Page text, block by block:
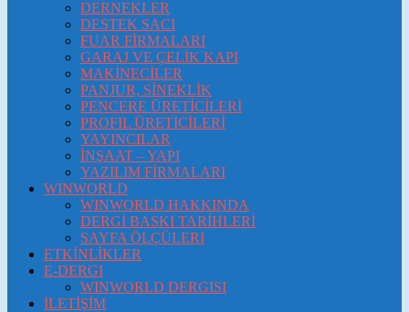
DERNEKLER
DESTEK SACI
FUAR FİRMALARI
GARAJ VE ÇELİK KAPI
MAKİNECİLER
PANJUR, SİNEKLİK
PENCERE ÜRETİCİLERİ
PROFIL ÜRETİCİLERİ
YAYINCILAR
İNŞAAT – YAPI
YAZILIM FİRMALARI
WINWORLD
WINWORLD HAKKINDA
DERGİ BASKI TARİHLERİ
SAYFA ÖLÇÜLERI
ETKİNLİKLER
E-DERGI
WINWORLD DERGISI
İLETİŞİM